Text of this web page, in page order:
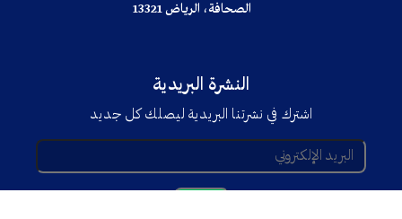
الصحافة، الرياض 13321
النشرة البريدية
اشترك في نشرتنا البريدية ليصلك كل جديد